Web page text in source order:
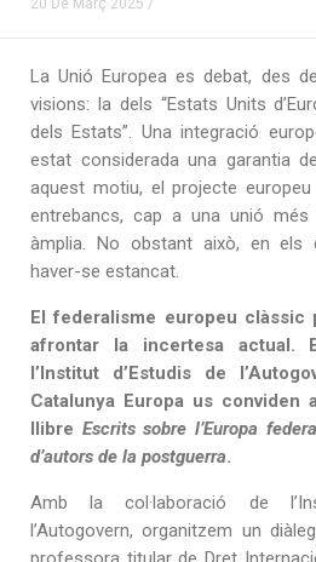
20 De Març 2025 /
La Unió Europea es debat, des
visions: la dels “Estats Units
dels Estats”. Una integració
estat considerada una garantia
aquest motiu, el projecte
entrebancs, cap a una unió
àmplia. No obstant això, en els
haver-se estancat.
El federalisme europeu
afrontar la incertesa actual.
l’Institut d’Estudis de
Catalunya Europa us conviden
llibre Escrits sobre l’Europa
d’autors de la postguerra.
Amb la col·laboració de
l’Autogovern, organitzem un